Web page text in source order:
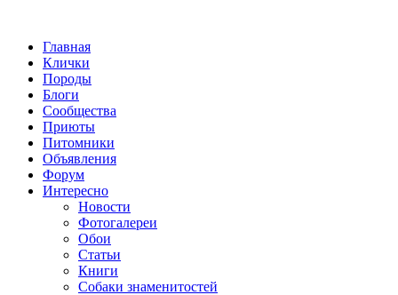
Главная
Клички
Породы
Блоги
Сообщества
Приюты
Питомники
Объявления
Форум
Интересно
Новости
Фотогалереи
Обои
Статьи
Книги
Собаки знаменитостей